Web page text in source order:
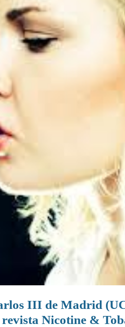
III de Madrid
Nicotine &